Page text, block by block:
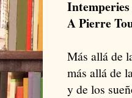
Intemperies
A Pierre
Más allá de
más allá de
y de los